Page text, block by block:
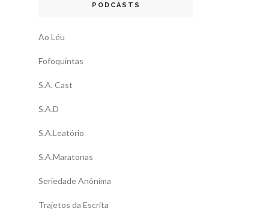
PODCASTS
Ao Léu
Fofoquintas
S.A. Cast
S.A.D
S.A.Leatório
S.A.Maratonas
Seriedade Anônima
Trajetos da Escrita